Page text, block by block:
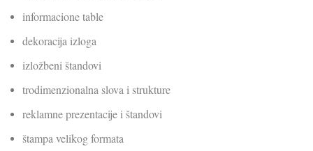
informacione table
dekoracija izloga
izložbeni štandovi
trodimenzionalna slova i strukture
reklamne prezentacije i štandovi
štampa velikog formata